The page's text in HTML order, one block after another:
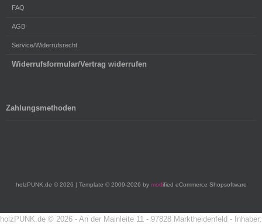
FAQ
AGB
Service/Widerrufsrecht
Widerrufsformular/Vertrag widerrufen
Zahlungsmethoden
holzPUNK.de © 2026 | Template © 2009-2026 by modified eCommerce Shopsoftware
holzPUNK.de © 2026 - An der Mainleite 11 - 97828 Marktheidenfeld - Inhaber: